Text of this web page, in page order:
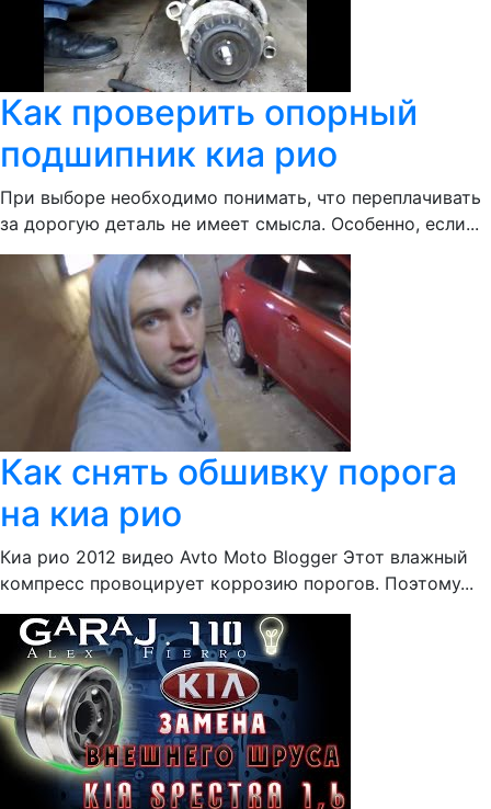
Как проверить опорный
подшипник киа рио
При выборе необходимо понимать, что переплачивать
за дорогую деталь не имеет смысла. Особенно, если...
Как снять обшивку порога
на киа рио
Киа рио 2012 видео Avto Moto Blogger Этот влажный
компресс провоцирует коррозию порогов. Поэтому...